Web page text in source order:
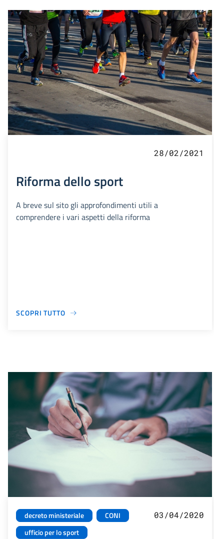
28/02/2021
Riforma dello sport
A breve sul sito gli approfondimenti utili a
comprendere i vari aspetti della riforma
SCOPRI TUTTO
decreto ministeriale
CONI
ufficio per lo sport
03/04/2020